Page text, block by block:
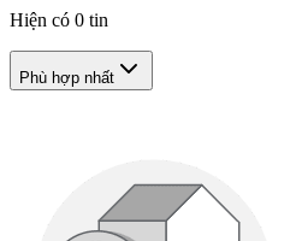
Hiện có 0 tin
Phù hợp nhất